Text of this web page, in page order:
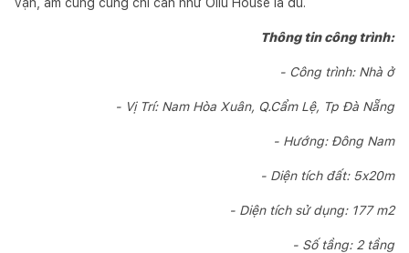
Thông tin công trình:
- Công trình: Nhà ở
- Vị Trí: Nam Hòa Xuân, Q.Cẩm Lệ, Tp Đà Nẵng
- Hướng: Đông Nam
- Diện tích đất: 5x20m
- Diện tích sử dụng: 177 m2
- Số tầng: 2 tầng